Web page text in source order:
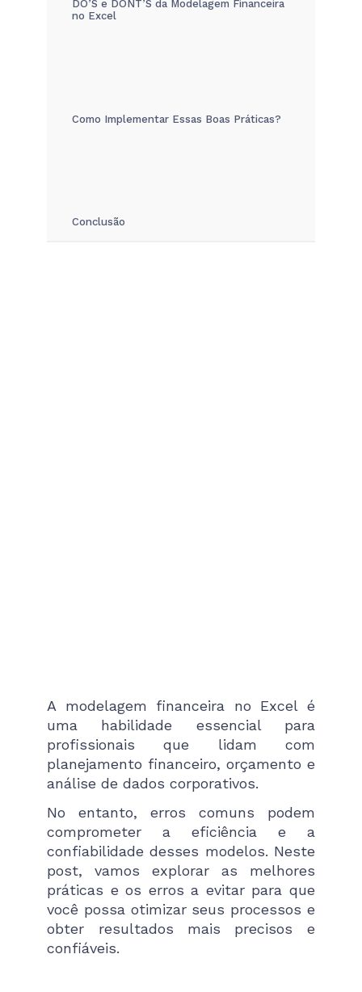
DO’S e DONT’S da Modelagem Financeira
no Excel
Como Implementar Essas Boas Práticas?
Conclusão
A modelagem financeira no Excel é
uma habilidade essencial para
profissionais que lidam com
planejamento financeiro, orçamento e
análise de dados corporativos.
No entanto, erros comuns podem
comprometer a eficiência e a
confiabilidade desses modelos. Neste
post, vamos explorar as melhores
práticas e os erros a evitar para que
você possa otimizar seus processos e
obter resultados mais precisos e
confiáveis.